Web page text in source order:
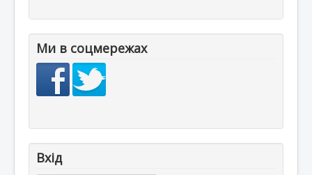
Ми в соцмережах
Вхід